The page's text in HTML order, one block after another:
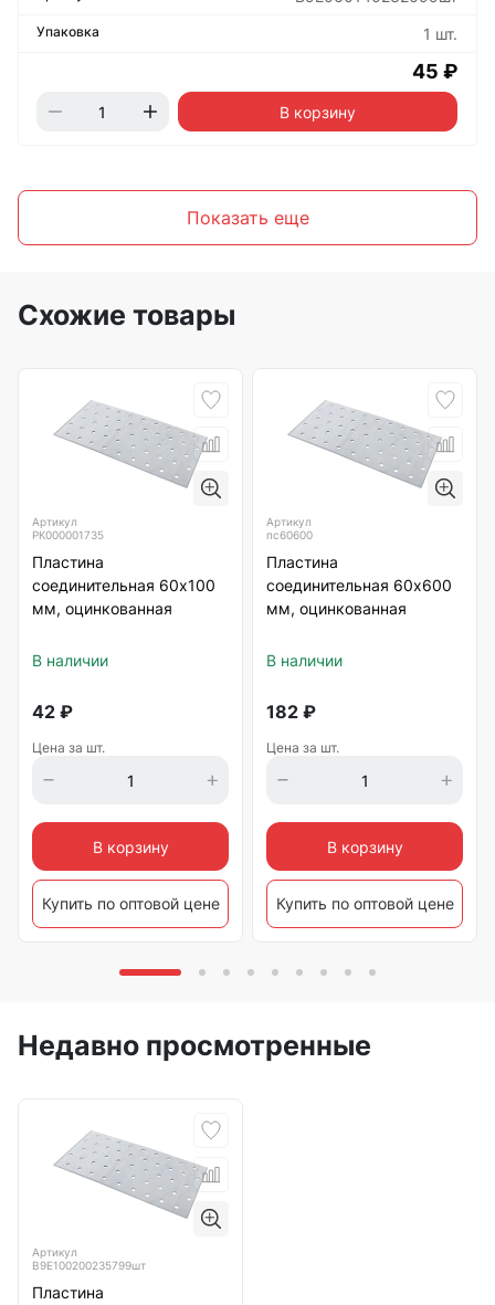
1 шт.
45 ₽
В корзину
Показать еще
Схожие товары
Артикул
РК000001735
Пластина
соединительная 60х100
мм, оцинкованная
В наличии
42 ₽
Цена за шт.
В корзину
Купить по оптовой цене
Артикул
пс60600
Пластина
соединительная 60х600
мм, оцинкованная
В наличии
182 ₽
Цена за шт.
В корзину
Купить по оптовой цене
Недавно просмотренные
Артикул
B9E100200235799шт
Пластина